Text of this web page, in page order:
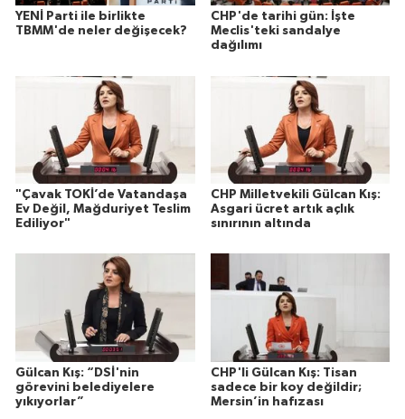
YENİ Parti ile birlikte
TBMM'de neler değişecek?
CHP'de tarihi gün: İşte
Meclis'teki sandalye
dağılımı
"Çavak TOKİ’de Vatandaşa
Ev Değil, Mağduriyet Teslim
Ediliyor"
CHP Milletvekili Gülcan Kış:
Asgari ücret artık açlık
sınırının altında
Gülcan Kış: “DSİ'nin
görevini belediyelere
yıkıyorlar”
CHP'li Gülcan Kış: Tisan
sadece bir koy değildir;
Mersin’in hafızası